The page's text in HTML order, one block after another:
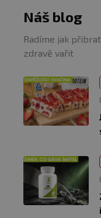
Náš blog
Radíme jak
zdravě vařit